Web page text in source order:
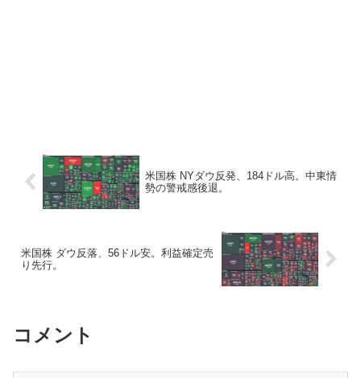
米国株 NYダウ反発、184ドル高。中東情
勢の警戒感後退。
米国株 ダウ反落、56ドル安。利益確定売
り先行。
コメント